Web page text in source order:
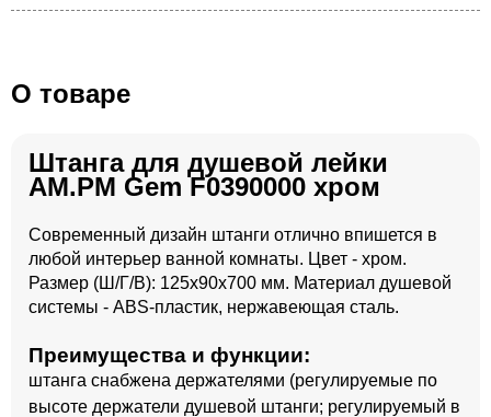
О товаре
Штанга для душевой лейки
AM.PM Gem F0390000 хром
Современный дизайн штанги отлично впишется в
любой интерьер ванной комнаты. Цвет - хром.
Размер (Ш/Г/В): 125x90x700 мм. Материал душевой
системы - ABS-пластик, нержавеющая сталь.
Преимущества и функции:
штанга снабжена держателями (регулируемые по
высоте держатели душевой штанги; регулируемый в